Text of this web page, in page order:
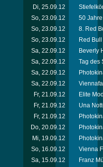
Di, 25.09.12
So, 23.09.12
50
So, 23.09.12
8. Red
So, 23.09.12
Red
Sa, 22.09.12
Beverly
Sa, 22.09.12
Tag des
Sa, 22.09.12
Sa, 22.09.12
Fr, 21.09.12
Elite
Fr, 21.09.12
Una
Fr, 21.09.12
Do, 20.09.12
Mi, 19.09.12
So, 16.09.12
Vienna
Sa, 15.09.12
Franz